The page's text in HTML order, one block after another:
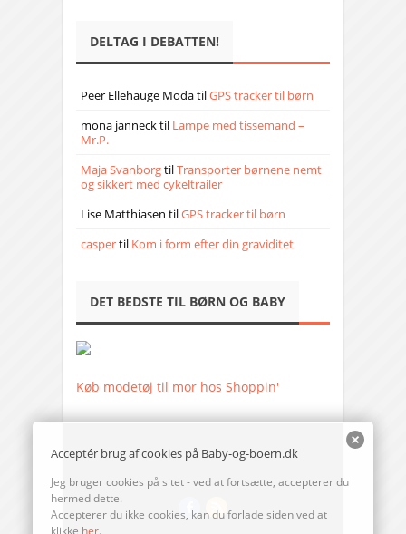
DELTAG I DEBATTEN!
Peer Ellehauge ModatilGPS tracker til børn
mona jannecktil Lampe med tissemand –
Mr.P.
Maja SvanborgtilTransporter børnene nemt
og sikkert med cykeltrailer
Lise Matthiasen tilGPS tracker til børn
caspertil Kom i form efter din graviditet
DET BEDSTE TIL BØRN OG BABY
Køb modetøj til mor hos Shoppin'
Acceptér brug af cookies på Baby-og-boern.dk
Jeg bruger cookies på sitet - ved at fortsætte, accepterer du
hermed dette.
Accepterer du ikke cookies, kan du forlade siden ved at
klikke her.